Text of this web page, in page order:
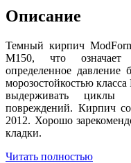
Описание
Темный кирпич
М150, что означает
определенное давление
морозостойкостью
выдерживать циклы
повреждений. Кирпич
2012. Хорошо
кладки.
Читать полностью